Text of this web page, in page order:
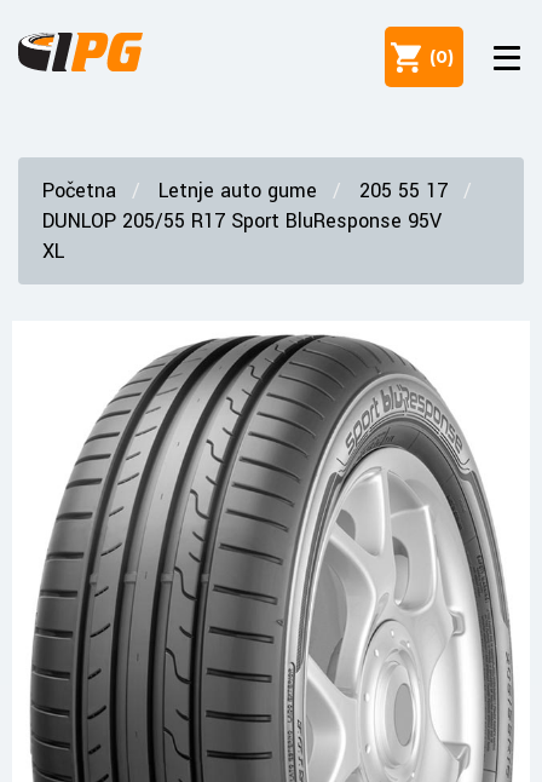
(0)
Početna Letnje auto gume
205 55 17
DUNLOP 205/55 R17 Sport BluResponse 95V
XL